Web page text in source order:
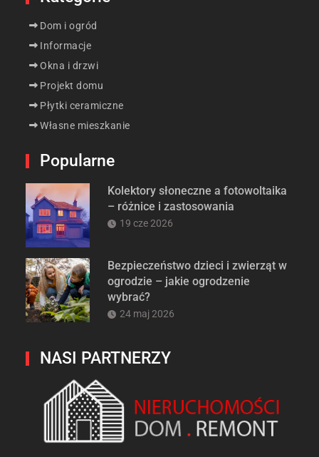
Dom i ogród
Informacje
Okna i drzwi
Projekt domu
Płytki ceramiczne
Własne mieszkanie
Popularne
Kolektory słoneczne a fotowoltaika
– różnice i zastosowania
19 cze 2026
Bezpieczeństwo dzieci i zwierząt w
ogrodzie – jakie ogrodzenie
wybrać?
24 maj 2026
NASI PARTNERZY